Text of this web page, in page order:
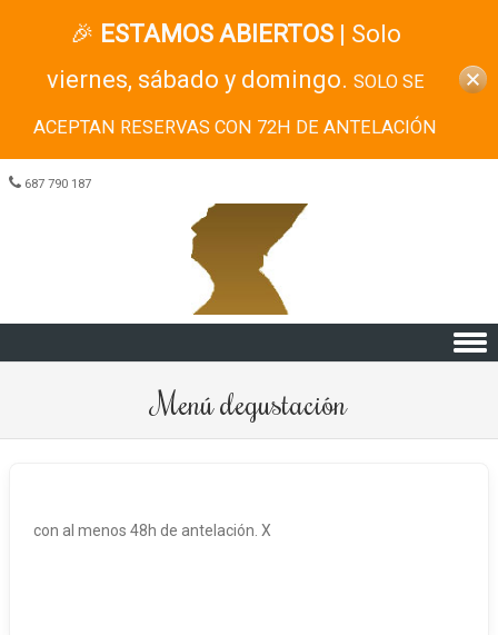
687 790 187
Menú degustación
con al menos 48h de antelación. X
🎉 ESTAMOS ABIERTOS| Solo
viernes, sábado y domingo. SOLO SE
ACEPTAN RESERVAS CON 72H DE ANTELACIÓN